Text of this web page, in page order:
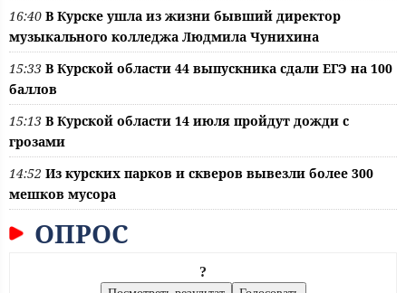
16:40 В Курске ушла из жизни бывший директор
музыкального колледжа Людмила Чунихина
15:33 В Курской области 44 выпускника сдали ЕГЭ на 100
баллов
15:13 В Курской области 14 июля пройдут дожди с
грозами
14:52 Из курских парков и скверов вывезли более 300
мешков мусора
ОПРОС
?